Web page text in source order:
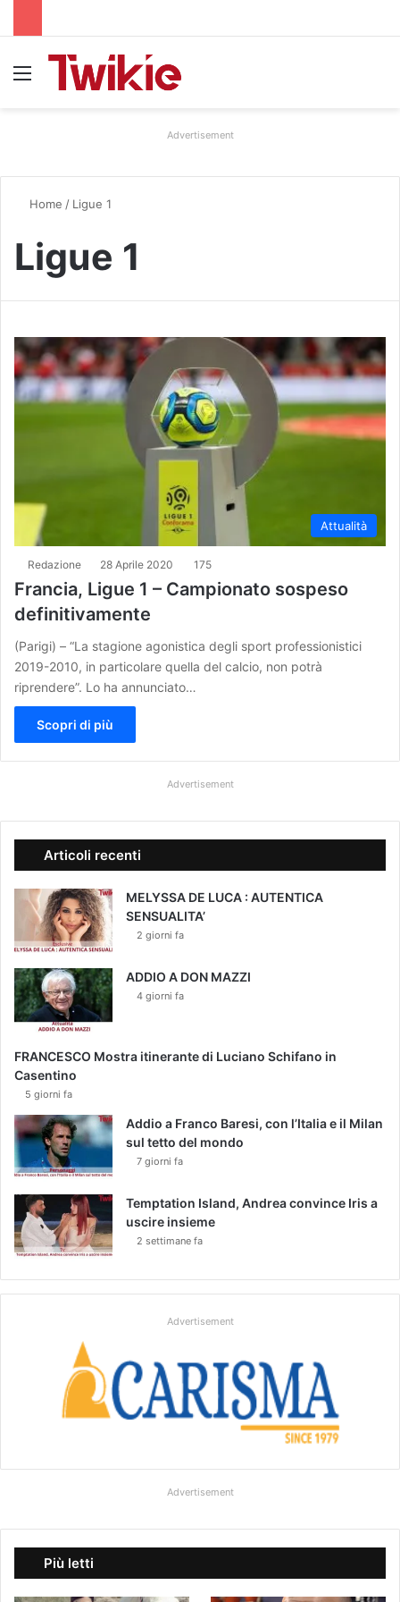
Advertisement
Home / Ligue 1
Ligue 1
Attualità
Redazione 28 Aprile 2020 175
Francia, Ligue 1 – Campionato sospeso
definitivamente
(Parigi) – “La stagione agonistica degli sport professionistici
2019-2010, in particolare quella del calcio, non potrà
riprendere”. Lo ha annunciato…
Scopri di più
Advertisement
Articoli recenti
MELYSSA DE LUCA : AUTENTICA
SENSUALITA’
2 giorni fa
ADDIO A DON MAZZI
4 giorni fa
FRANCESCO Mostra itinerante di Luciano Schifano in
Casentino
5 giorni fa
Addio a Franco Baresi, con l’Italia e il Milan
sul tetto del mondo
7 giorni fa
Temptation Island, Andrea convince Iris a
uscire insieme
2 settimane fa
Advertisement
Advertisement
Più letti